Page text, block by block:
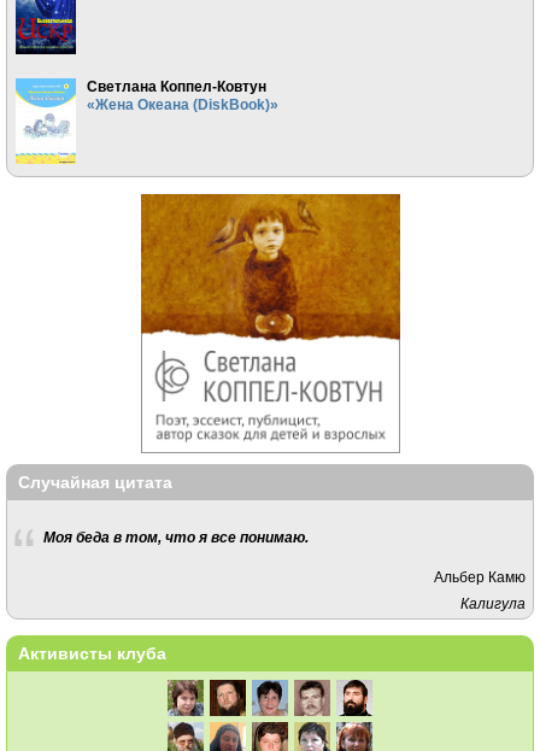
Светлана Коппел-Ковтун
«Жена Океана (DiskBook)»
Случайная цитата
Моя беда в том, что я все понимаю.
Альбер Камю
Калигула
Активисты клуба